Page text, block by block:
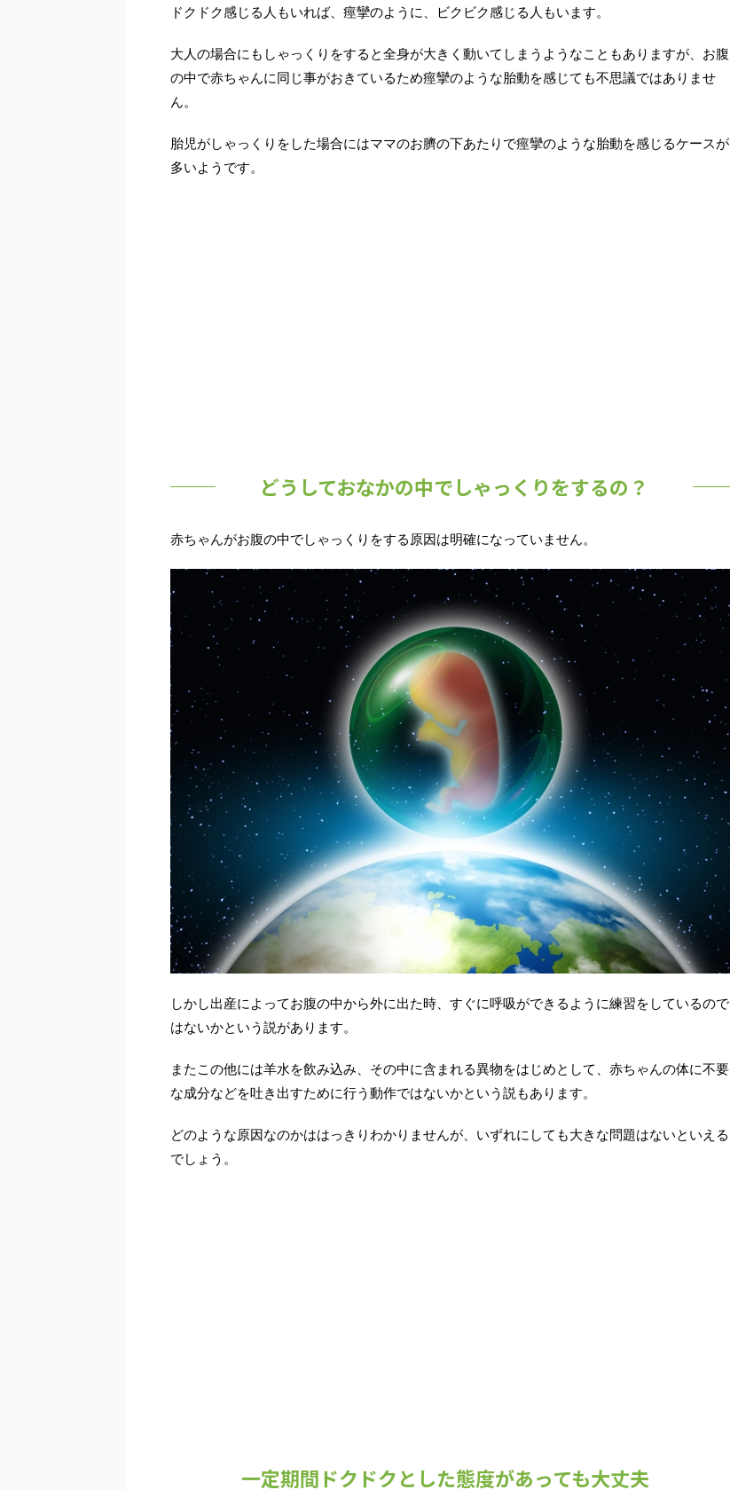
ドクドク感じる人もいれば、 痙攣のように、ビクビク感じる人 もいます。
大人の場合にもしゃっくりをすると全身が大きく動いてしまうようなこともありますが、お腹
の中で赤ちゃんに同じ事がおきているため痙攣のような胎動を感じても不思議ではありませ
ん。
胎児がしゃっくりをした場合にはママのお臍の下あたりで痙攣のような胎動を感じるケースが
多いようです。
どうしておなかの中でしゃっくりをするの？
赤ちゃんがお腹の中でしゃっくりをする原因は明確になっていません。
しかし出産によってお腹の中から外に出た時、すぐに呼吸ができるように練習をしているので
はないかという説があります。
またこの他には羊水を飲み込み、その中に含まれる異物をはじめとして、赤ちゃんの体に不要
な成分などを吐き出すために行う動作ではないかという説もあります。
どのような原因なのかははっきりわかりませんが、いずれにしても大きな問題はないといえる
でしょう。
一定期間ドクドクとした態度があっても大丈夫